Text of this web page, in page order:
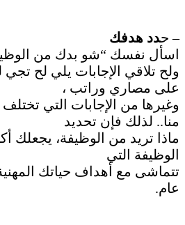
– حدد هدفك
اسأل نفسك “شو بدك من
ولح تلاقي الإجابات يلي لح
على مصاري وراتب ،
وغيرها من الإجابات التي
منا.. لذلك فإن تحديد
ماذا تريد من الوظيفة، يجعلك
الوظيفة التي
تتماشى مع أهداف حياتك
عام.